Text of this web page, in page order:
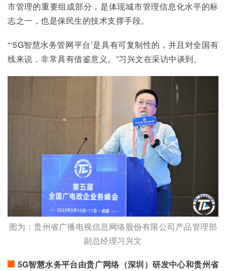
市管理的重要组成部分，是体现城市管理信息化水平的标
志之一，也是保民生的技术支撑手段。
“‘5G智慧水务管网平台’是具有可复制性的，并且对全国有
线来说，非常具有借鉴意义。”习兴文在采访中谈到。
图为：贵州省广播电视信息网络股份有限公司产品管理部
副总经理习兴文
5G智慧水务平台由贵广网络（深圳）研发中心和贵州省